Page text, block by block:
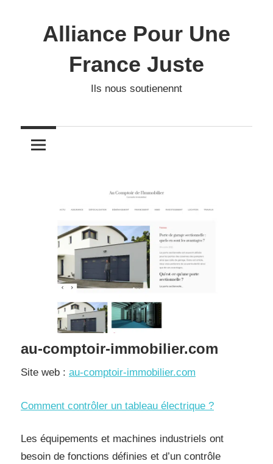
contentAlliance Pour Une
France Juste
Ils nous soutienennt
au-comptoir-immobilier.com
Site web : au-comptoir-immobilier.com
Comment contrôler un tableau électrique ?
Les équipements et machines industriels ont
besoin de fonctions définies et d’un contrôle